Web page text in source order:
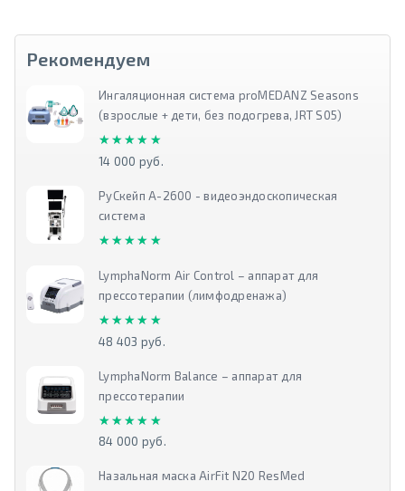
Рекомендуем
Ингаляционная система proMEDANZ Seasons
(взрослые + дети, без подогрева, JRT S05)
★★★★★
★★★★★
14 000 руб.
РуСкейп А-2600 - видеоэндоскопическая
система
★★★★★
★★★★★
LymphaNorm Air Control – аппарат для
прессотерапии (лимфодренажа)
★★★★★
★★★★★
48 403 руб.
LymphaNorm Balance – аппарат для
прессотерапии
★★★★★
★★★★★
84 000 руб.
Назальная маска AirFit N20 ResMed